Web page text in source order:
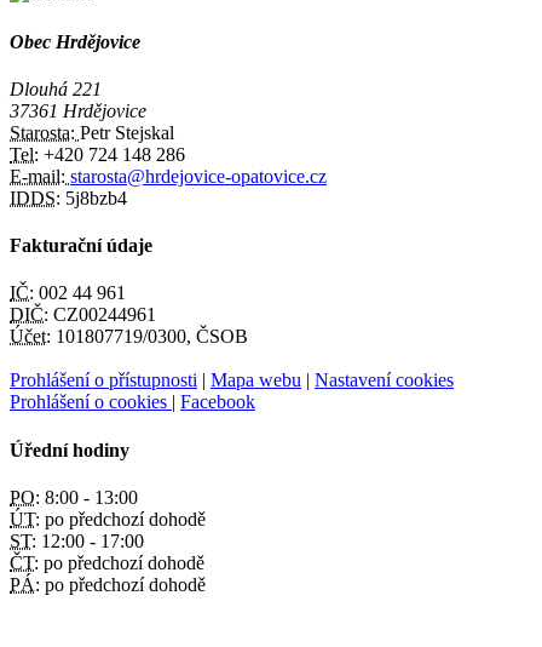
Obec Hrdějovice
Dlouhá 221
37361 Hrdějovice
Starosta: Petr Stejskal
Tel: +420 724 148 286
E-mail: starosta@hrdejovice-opatovice.cz
IDDS: 5j8bzb4
Fakturační údaje
IČ: 002 44 961
DIČ: CZ00244961
Účet: 101807719/0300, ČSOB
Prohlášení o přístupnosti | Mapa webu | Nastavení cookies
Prohlášení o cookies | Facebook
Úřední hodiny
PO: 8:00 - 13:00
ÚT: po předchozí dohodě
ST: 12:00 - 17:00
ČT: po předchozí dohodě
PÁ: po předchozí dohodě